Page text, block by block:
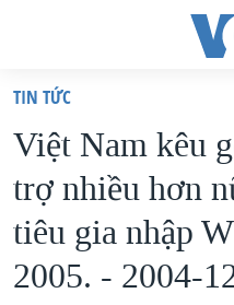
truy
cập
Tới
nội
chính
VIỆT NAM
HOA KỲ
BIỂN ĐÔNG
THẾ GIỚI
TIN TỨC
Việt Nam kêu
trợ nhiều hơn
tiêu gia nhập
2005. - 2004-